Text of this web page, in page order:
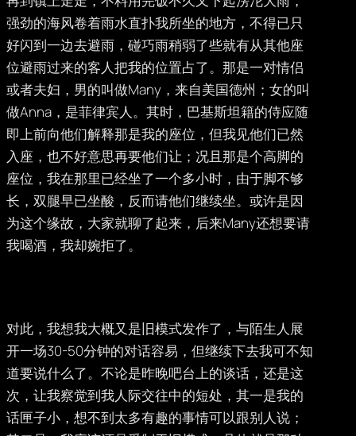
强劲的海风卷着雨水直扑我所坐的地方，不得已只
好闪到一边去避雨，碰巧雨稍弱了些就有从其他座
位避雨过来的客人把我的位置占了。那是一对情侣
或者夫妇，男的叫做Many，来自美国德州；女的叫
做Anna，是菲律宾人。其时，巴基斯坦籍的侍应随
即上前向他们解释那是我的座位，但我见他们已然
入座，也不好意思再要他们让；况且那是个高脚的
座位，我在那里已经坐了一个多小时，由于脚不够
长，双腿早已坐酸，反而请他们继续坐。或许是因
为这个缘故，大家就聊了起来，后来Many还想要请
我喝酒，我却婉拒了。
对此，我想我大概又是旧模式发作了，与陌生人展
开一场30-50分钟的对话容易，但继续下去我可不知
道要说什么了。不论是昨晚吧台上的谈话，还是这
次，让我察觉到我人际交往中的短处，其一是我的
话匣子小，想不到太多有趣的事情可以跟别人说；